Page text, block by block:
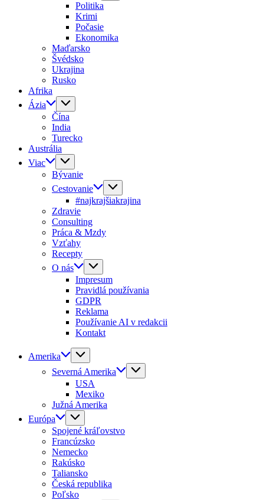
Politika
Krimi
Počasie
Ekonomika
Maďarsko
Švédsko
Ukrajina
Rusko
Afrika
Ázia
Čína
India
Turecko
Austrália
Viac
Bývanie
Cestovanie
#najkrajšiakrajina
Zdravie
Consulting
Práca & Mzdy
Vzťahy
Recepty
O nás
Impresum
Pravidlá používania
GDPR
Reklama
Používanie AI v redakcii
Kontakt
Amerika
Severná Amerika
USA
Mexiko
Južná Amerika
Európa
Spojené kráľovstvo
Francúzsko
Nemecko
Rakúsko
Taliansko
Česká republika
Poľsko